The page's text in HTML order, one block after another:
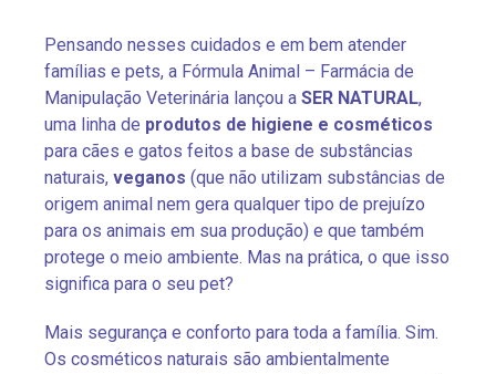
Pensando nesses cuidados e em bem atender
famílias e pets, a Fórmula Animal – Farmácia de
Manipulação Veterinária lançou a SER NATURAL,
uma linha de produtos de higiene e cosméticos
para cães e gatos feitos a base de substâncias
naturais, veganos (que não utilizam substâncias de
origem animal nem gera qualquer tipo de prejuízo
para os animais em sua produção) e que também
protege o meio ambiente. Mas na prática, o que isso
significa para o seu pet?
Mais segurança e conforto para toda a família. Sim.
Os cosméticos naturais são ambientalmente